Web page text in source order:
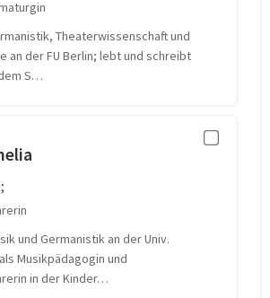
Theaterwissenschaft und
an der FU Berlin; lebt und schreibt
S…
und Germanistik an der Univ.
Musikpädagogin und
in der Kinder…